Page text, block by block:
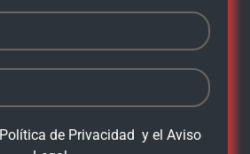
Política de Privacidad y el Aviso